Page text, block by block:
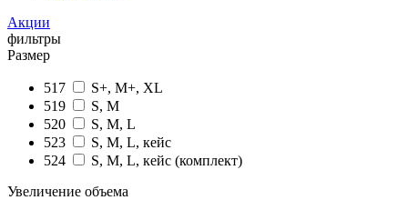
Акции
фильтры
Размер
517
S+, M+, ХL
519
S, M
520
S, M, L
523
S, M, L, кейс
524
S, M, L, кейс (комплект)
Увеличение объема